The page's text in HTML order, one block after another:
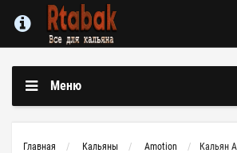
Меню
Главная Кальяны Amotion Кальян